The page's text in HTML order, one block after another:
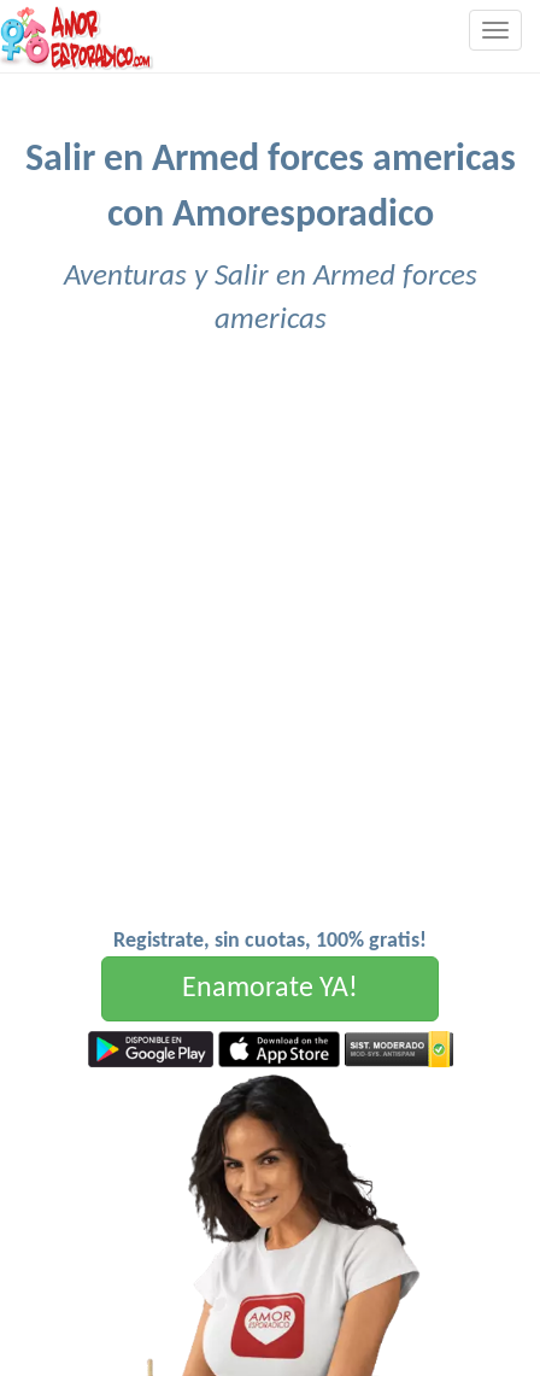
Salir en Armed forces americas
con Amoresporadico
Aventuras y Salir en Armed forces
americas
Registrate, sin cuotas, 100% gratis!
Enamorate YA!